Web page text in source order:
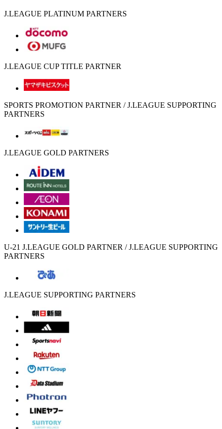
J.LEAGUE PLATINUM PARTNERS
J.LEAGUE CUP TITLE PARTNER
SPORTS PROMOTION PARTNER / J.LEAGUE SUPPORTING
PARTNERS
J.LEAGUE GOLD PARTNERS
U-21 J.LEAGUE GOLD PARTNER / J.LEAGUE SUPPORTING
PARTNERS
J.LEAGUE SUPPORTING PARTNERS